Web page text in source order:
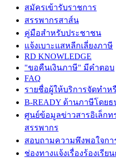
สมัครเข้ารับราชการ
สรรพากรสาส์น
คู่มือสำหรับประชาชน
แจ้งเบาะแสหลีกเลี่ยงภาษี
RD KNOWLEDGE
"ขอคืนเงินภาษี" มีคำตอบ
FAQ
รายชื่อผู้ให้บริการจัดทำ
B-READY ด้านภาษีโดย
ศูนย์ข้อมูลข่าวสารอิเล็ก
สรรพากร
สอบถามความพึงพอใจกา
ช่องทางแจ้งเรื่องร้องเรี